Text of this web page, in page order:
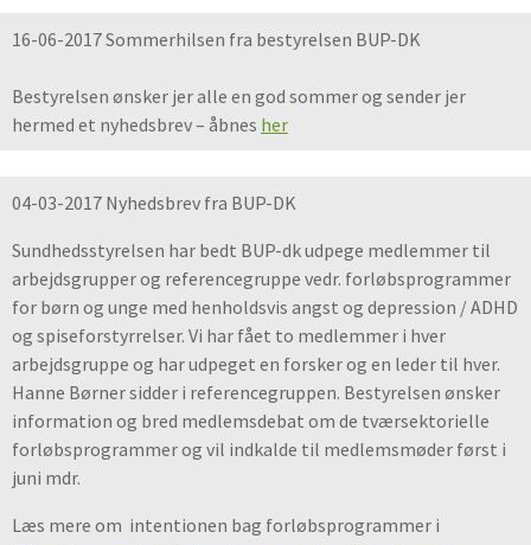
16-06-2017 Sommerhilsen fra bestyrelsen BUP-DK
Bestyrelsen ønsker jer alle en god sommer og sender jer
hermed et nyhedsbrev – åbnes her
04-03-2017 Nyhedsbrev fra BUP-DK
Sundhedsstyrelsen har bedt BUP-dk udpege medlemmer til
arbejdsgrupper og referencegruppe vedr. forløbsprogrammer
for børn og unge med henholdsvis angst og depression / ADHD
og spiseforstyrrelser. Vi har fået to medlemmer i hver
arbejdsgruppe og har udpeget en forsker og en leder til hver.
Hanne Børner sidder i referencegruppen. Bestyrelsen ønsker
information og bred medlemsdebat om de tværsektorielle
forløbsprogrammer og vil indkalde til medlemsmøder først i
juni mdr.
Læs mere om intentionen bag forløbsprogrammer i